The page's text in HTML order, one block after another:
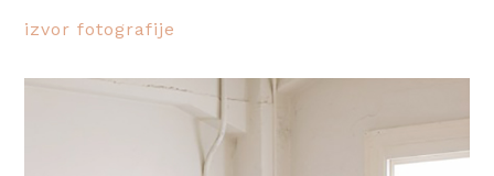
izvor fotografije